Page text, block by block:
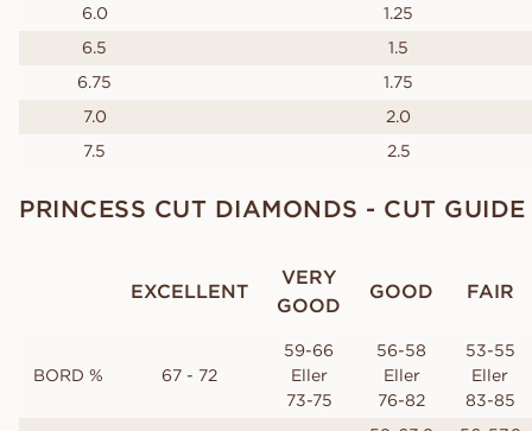
6.0
1.25
6.5
1.5
6.75
1.75
7.0
2.0
7.5
2.5
PRINCESS CUT DIAMONDS - CUT GUIDE
EXCELLENT
VERY
GOOD
GOOD FAIR
BORD % 67 - 72
59-66
Eller
73-75
56-58
Eller
76-82
53-55
Eller
83-85